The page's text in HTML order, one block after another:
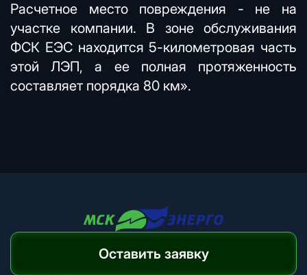
Расчетное место повреждения - не на
участке компании. В зоне обслуживания
ФСК ЕЭС находится 5-километровая часть
этой ЛЭП, а ее полная протяженность
составляет порядка 80 км».
Оставить заявку